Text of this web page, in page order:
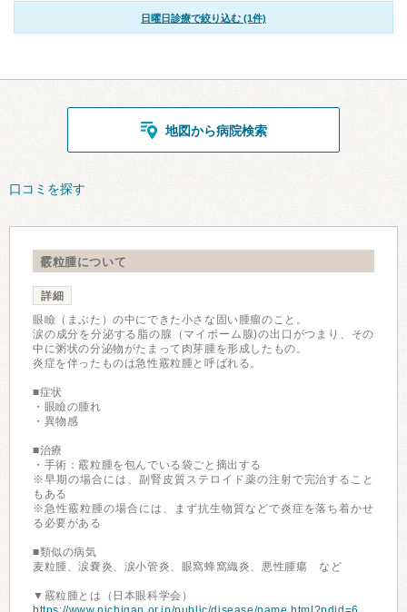
日曜日診療で絞り込む (1件)
地図から病院検索
口コミを探す
霰粒腫について
詳細
眼瞼（まぶた）の中にできた小さな固い腫瘤のこと。
涙の成分を分泌する脂の腺（マイボーム腺)の出口がつまり、その
中に粥状の分泌物がたまって肉芽腫を形成したもの。
炎症を伴ったものは急性霰粒腫と呼ばれる。
■症状
・眼瞼の腫れ
・異物感
■治療
・手術：霰粒腫を包んでいる袋ごと摘出する
※早期の場合には、副腎皮質ステロイド薬の注射で完治すること
もある
※急性霰粒腫の場合には、まず抗生物質などで炎症を落ち着かせ
る必要がある
■類似の病気
麦粒腫、涙嚢炎、涙小管炎、眼窩蜂窩織炎、悪性腫瘍 など
▼霰粒腫とは（日本眼科学会）